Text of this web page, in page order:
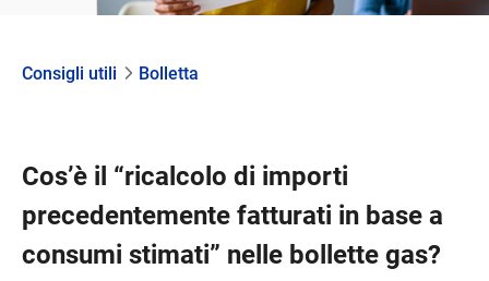
Consigli utili Bolletta
Cos’è il “ricalcolo di importi
precedentemente fatturati in base a
consumi stimati” nelle bollette gas?